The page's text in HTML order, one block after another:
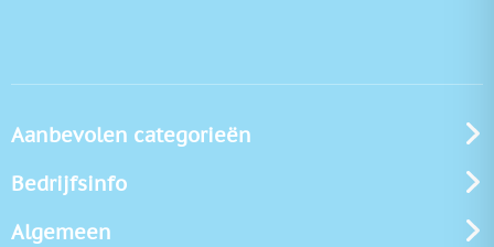
Aanbevolen categorieën
Bedrijfsinfo
Algemeen